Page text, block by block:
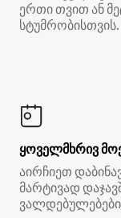
ერთი თვით ან
სტუმრობისთვის.
ყოველმხრივ
აირჩიეთ
მარტივად